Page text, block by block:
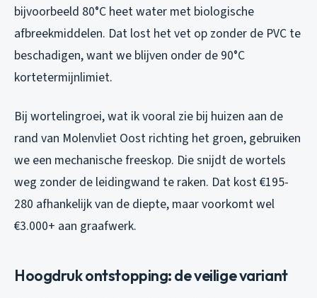
bijvoorbeeld 80°C heet water met biologische
afbreekmiddelen. Dat lost het vet op zonder de PVC te
beschadigen, want we blijven onder de 90°C
kortetermijnlimiet.
Bij wortelingroei, wat ik vooral zie bij huizen aan de
rand van Molenvliet Oost richting het groen, gebruiken
we een mechanische freeskop. Die snijdt de wortels
weg zonder de leidingwand te raken. Dat kost €195-
280 afhankelijk van de diepte, maar voorkomt wel
€3.000+ aan graafwerk.
Hoogdruk ontstopping: de veilige variant